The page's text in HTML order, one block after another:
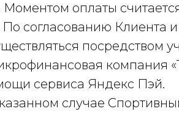
Моментом оплаты
По согласованию Клиента
посредством
компания
сервиса Яндекс Пэй.
случае